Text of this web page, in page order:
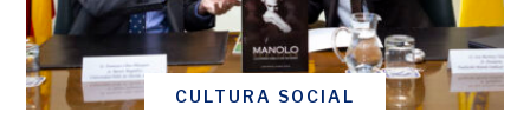
CULTURA SOCIAL